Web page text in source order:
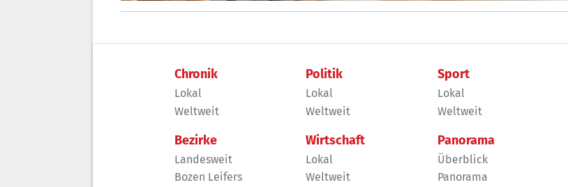
Chronik
Lokal
Weltweit
Bezirke
Landesweit
Bozen Leifers
Politik
Lokal
Weltweit
Wirtschaft
Lokal
Weltweit
Sport
Lokal
Weltweit
Panorama
Überblick
Panorama